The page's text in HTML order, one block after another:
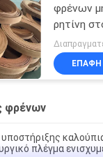
φρένων
ρητίνη
το ρόλο
φρένων
ΕΠΑΦΉ
φρένων
πλέγμα